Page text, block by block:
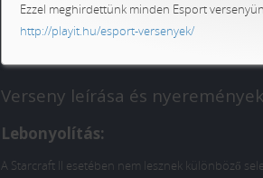
Ezzel meghirdettünk minden Esport
http://playit.hu/esport-versenyek/
Verseny leírása és nyeremények
Lebonyolítás:
A Starcraft II esetében nem lesznek különböző